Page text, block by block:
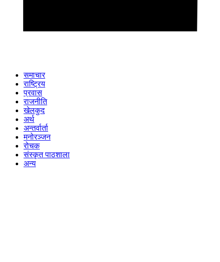
समाचार
राष्ट्रिय
प्रवास
राजनीति
खेलकुद
अर्थ
अन्तर्वार्ता
मनोरञ्जन
रोचक
संस्कृत पाठशाला
अन्य